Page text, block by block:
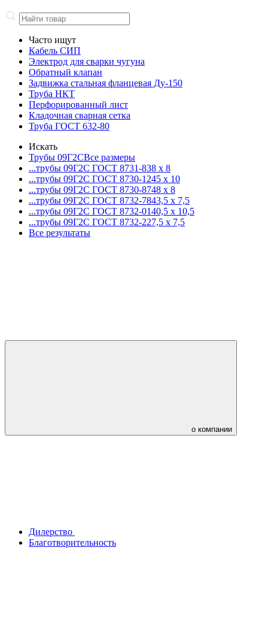
Часто ищут
Кабель СИП
Электрод для сварки чугуна
Обратный клапан
Задвижка стальная фланцевая Ду-150
Труба НКТ
Перфорированный лист
Кладочная сварная сетка
Труба ГОСТ 632-80
Искать
Трубы 09Г2СВсе размеры
...трубы 09Г2С ГОСТ 8731-838 x 8
...трубы 09Г2С ГОСТ 8730-1245 x 10
...трубы 09Г2С ГОСТ 8730-8748 x 8
...трубы 09Г2С ГОСТ 8732-7843,5 x 7,5
...трубы 09Г2С ГОСТ 8732-0140,5 x 10,5
...трубы 09Г2С ГОСТ 8732-227,5 x 7,5
Все результаты
о компании
Дилерство
Благотворительность